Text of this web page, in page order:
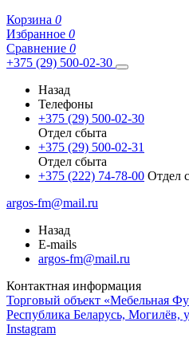
Корзина 0
Избранное 0
Сравнение 0
+375 (29) 500-02-30
Назад
Телефоны
+375 (29) 500-02-30
Отдел сбыта
+375 (29) 500-02-31
Отдел сбыта
+375 (222) 74-78-00 Отдел
argos-fm@mail.ru
Назад
E-mails
argos-fm@mail.ru
Контактная информация
Торговый объект «Мебельная
Республика Беларусь, Могилёв,
Instagram